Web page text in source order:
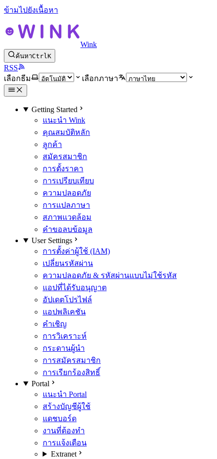
ข้ามไปยังเนื้อหา
Wink
ค้นหาCtrlK
RSS
เลือกธีม
เลือกภาษา
Getting Started
แนะนำ Wink
คุณสมบัติหลัก
ลูกค้า
สมัครสมาชิก
การตั้งราคา
การเปรียบเทียบ
ความปลอดภัย
การแปลภาษา
สภาพแวดล้อม
คำขอลบข้อมูล
User Settings
การตั้งค่าผู้ใช้ (IAM)
เปลี่ยนรหัสผ่าน
ความปลอดภัย & รหัสผ่านแบบไม่ใช้รหัส
แอปที่ได้รับอนุญาต
อัปเดตโปรไฟล์
แอปพลิเคชัน
คำเชิญ
การวิเคราะห์
กระดานผู้นำ
การสมัครสมาชิก
การเรียกร้องสิทธิ์
Portal
แนะนำ Portal
สร้างบัญชีผู้ใช้
แดชบอร์ด
งานที่ต้องทำ
การแจ้งเตือน
Extranet